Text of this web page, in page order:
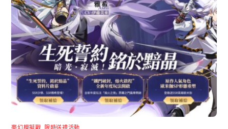
夢幻模擬戰 限時送禮活動